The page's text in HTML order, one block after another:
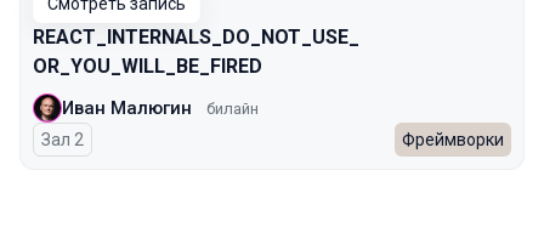
REACT_INTERNALS_​DO_NOT_USE_​
OR_YOU_WILL_BE_FIRED
Иван Малюгин билайн
Зал 2 Фреймворки